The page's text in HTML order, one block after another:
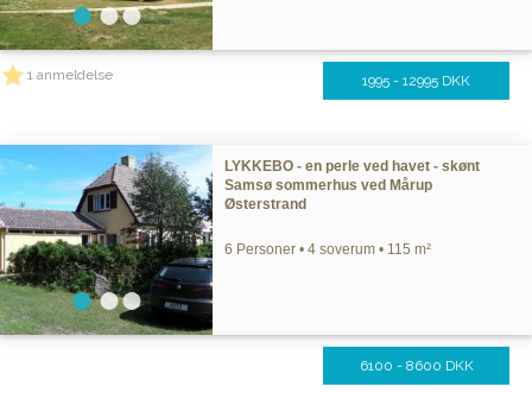
1 anmeldelse 1995 - 12995 DKK
LYKKEBO - en perle ved havet - skønt
Samsø sommerhus ved Mårup
Østerstrand
6 Personer • 4 soverum • 115 m²
6100 - 8600 DKK